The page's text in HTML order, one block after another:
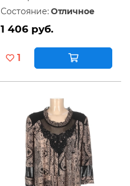
Состояние: Отличное
1 406 руб.
1